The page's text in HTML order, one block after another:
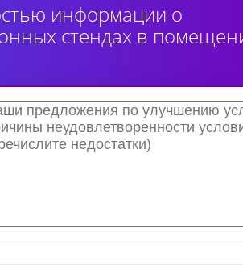
информации о
стендах в